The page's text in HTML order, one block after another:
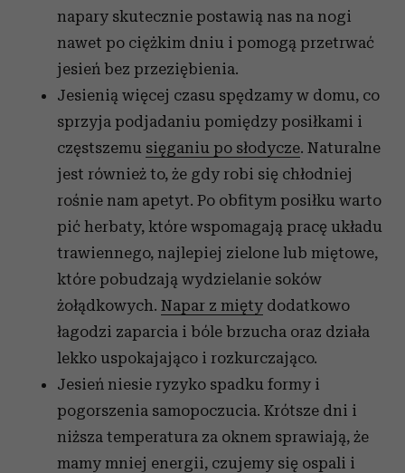
napary skutecznie postawią nas na nogi
nawet po ciężkim dniu i pomogą przetrwać
jesień bez przeziębienia.
Jesienią więcej czasu spędzamy w domu, co
sprzyja podjadaniu pomiędzy posiłkami i
częstszemu sięganiu po słodycze. Naturalne
jest również to, że gdy robi się chłodniej
rośnie nam apetyt. Po obfitym posiłku warto
pić herbaty, które wspomagają pracę układu
trawiennego, najlepiej zielone lub miętowe,
które pobudzają wydzielanie soków
żołądkowych. Napar z mięty dodatkowo
łagodzi zaparcia i bóle brzucha oraz działa
lekko uspokajająco i rozkurczająco.
Jesień niesie ryzyko spadku formy i
pogorszenia samopoczucia. Krótsze dni i
niższa temperatura za oknem sprawiają, że
mamy mniej energii, czujemy się ospali i